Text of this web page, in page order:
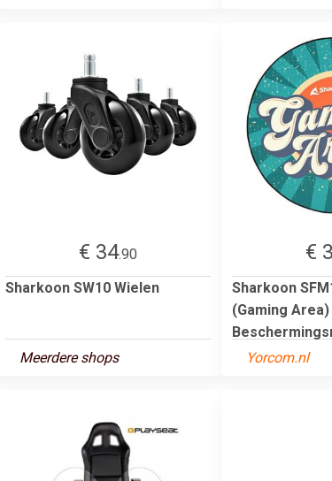
€ 34.90
Sharkoon SW10 Wielen
Meerdere shops
€
Sharkoon
(Gaming Area)
Yorcom.nl